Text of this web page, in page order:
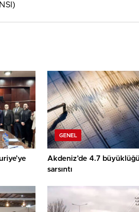
GENEL
Akdeniz’de 4.7
sarsıntı